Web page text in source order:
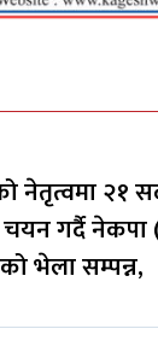
नेतृत्वमा २१
गर्दै
भेला सम्पन्न,